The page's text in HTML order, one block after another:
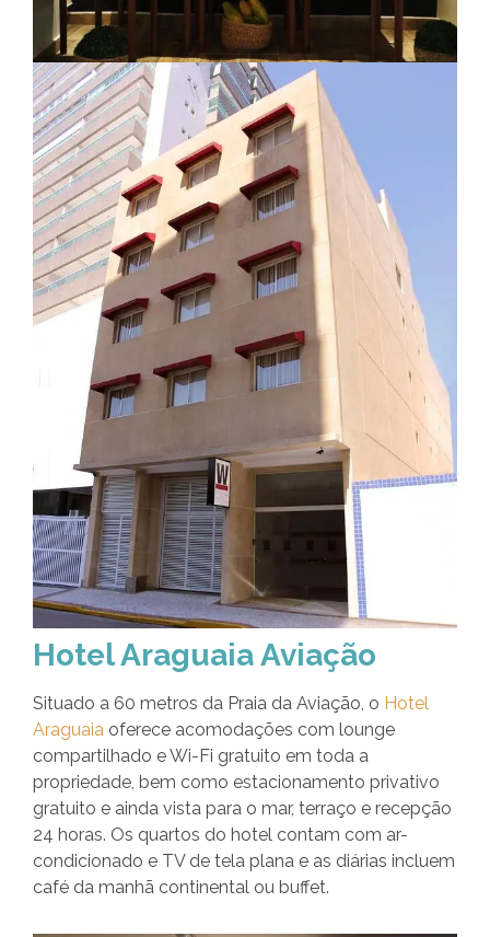
Hotel Araguaia Aviação
Situado a 60 metros da Praia da Aviação, o Hotel
Araguaia oferece acomodações com lounge
compartilhado e Wi-Fi gratuito em toda a
propriedade, bem como estacionamento privativo
gratuito e ainda vista para o mar, terraço e recepção
24 horas. Os quartos do hotel contam com ar-
condicionado e TV de tela plana e as diárias incluem
café da manhã continental ou buffet.